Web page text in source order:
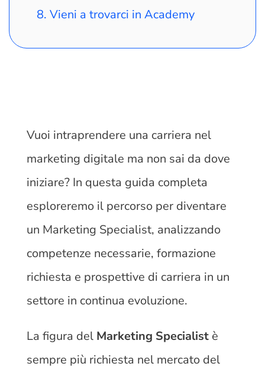
Vieni a trovarci in Academy
Vuoi intraprendere una carriera nel
marketing digitale ma non sai da dove
iniziare? In questa guida completa
esploreremo il percorso per diventare
un Marketing Specialist, analizzando
competenze necessarie, formazione
richiesta e prospettive di carriera in un
settore in continua evoluzione.
La figura del Marketing Specialistè
sempre più richiesta nel mercato del